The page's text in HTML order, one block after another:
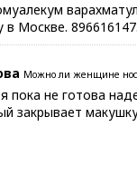
в Москве.
Можно ли женщине
пока не готова
закрывает